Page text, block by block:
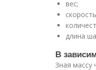
вес;
длина
В
Зная массу